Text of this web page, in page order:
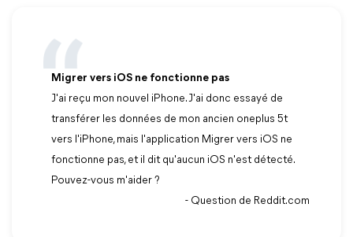
Migrer vers iOS ne fonctionne pas
J'ai reçu mon nouvel iPhone. J'ai donc essayé de
transférer les données de mon ancien oneplus 5t
vers l'iPhone, mais l'application Migrer vers iOS ne
fonctionne pas, et il dit qu'aucun iOS n'est détecté.
Pouvez-vous m'aider ?
- Question de Reddit.com